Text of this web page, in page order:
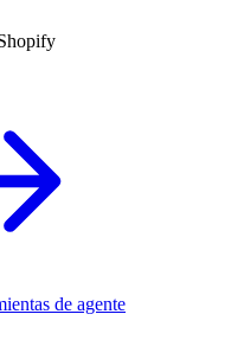
de agente